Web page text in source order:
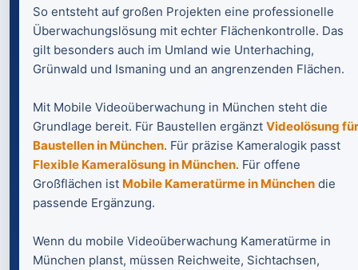
So entsteht auf großen Projekten eine professionelle
Überwachungslösung mit echter Flächenkontrolle. Das
gilt besonders auch im Umland wie Unterhaching,
Grünwald und Ismaning und an angrenzenden Flächen.
Mit Mobile Videoüberwachung in München steht die
Grundlage bereit. Für Baustellen ergänzt Videolösung für
Baustellen in München. Für präzise Kameralogik passt
Flexible Kameralösung in München. Für offene
Großflächen ist Mobile Kameratürme in München die
passende Ergänzung.
Wenn du mobile Videoüberwachung Kameratürme in
München planst, müssen Reichweite, Sichtachsen,